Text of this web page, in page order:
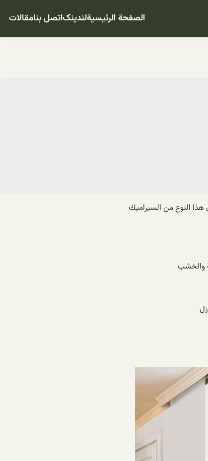
الصفحة الرئيسيةلندینکاتصل بنامقالات
النوع من السيراميك
والخشب